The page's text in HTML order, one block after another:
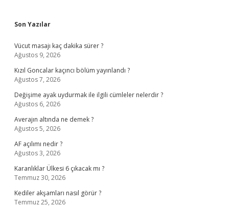
Sidebar
Son Yazılar
Vücut masajı kaç dakika sürer ?
Ağustos 9, 2026
Kızıl Goncalar kaçıncı bölüm yayınlandı ?
Ağustos 7, 2026
Değişime ayak uydurmak ile ilgili cümleler nelerdir ?
Ağustos 6, 2026
Averajın altında ne demek ?
Ağustos 5, 2026
AF açılımı nedir ?
Ağustos 3, 2026
Karanlıklar Ülkesi 6 çıkacak mı ?
Temmuz 30, 2026
Kediler akşamları nasıl görür ?
Temmuz 25, 2026